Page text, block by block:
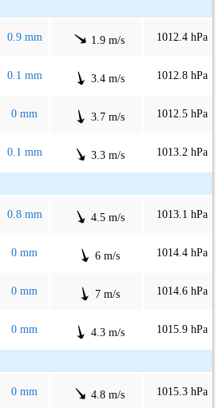
0.9 mm 1.9 m/s 1012.4 hPa
0.1 mm 3.4 m/s 1012.8 hPa
0 mm 3.7 m/s 1012.5 hPa
0.1 mm 3.3 m/s 1013.2 hPa
0.8 mm 4.5 m/s 1013.1 hPa
0 mm 6 m/s 1014.4 hPa
0 mm 7 m/s 1014.6 hPa
0 mm 4.3 m/s 1015.9 hPa
0 mm 4.8 m/s 1015.3 hPa